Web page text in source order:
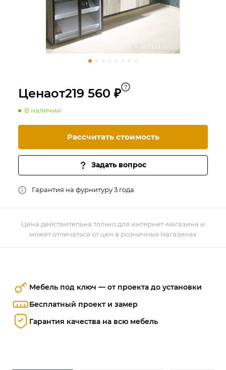
Мебель под ключ — от проекта до установки
Бесплатный проект и замер
Гарантия качества на всю мебель
Цена действительна только для интернет-магазина и
может отличаться от цен в розничных магазинах
Ценаот219 560 ₽ ?
В наличии
Рассчитать стоимость
Задать вопрос
Гарантия на фурнитуру 3 года